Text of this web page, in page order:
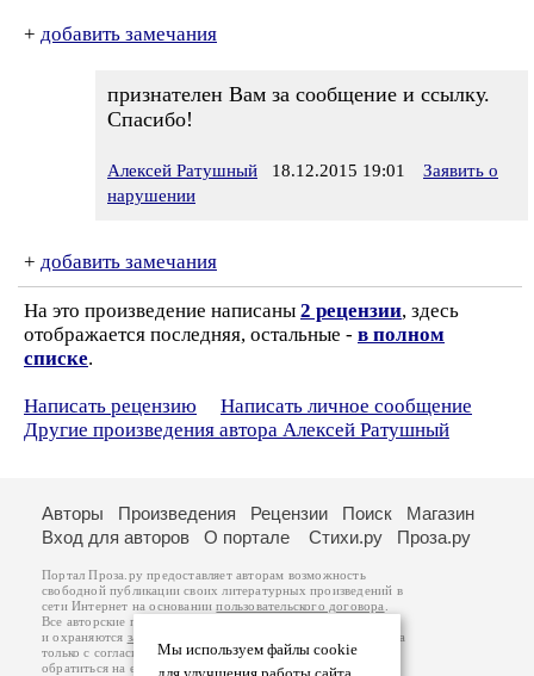
+ добавить замечания
признателен Вам за сообщение и ссылку.
Спасибо!
Алексей Ратушный 18.12.2015 19:01
Заявить о
нарушении
+ добавить замечания
На это произведение написаны 2 рецензии, здесь
отображается последняя, остальные - в полном
списке.
Написать рецензию
Написать личное сообщение
Другие произведения автора Алексей Ратушный
Мы используем файлы cookie
Авторы Произведения Рецензии Поиск
Магазин
Вход для авторов
О портале Стихи.ру Проза.ру
Портал Проза.ру предоставляет авторам возможность
свободной публикации своих литературных произведений в
сети Интернет на основаниипользовательского договора
Все авторские права на произведения принадлежат авторам
и охраняются законом
. Перепечатка произведений возможна
только с согласия его автора, к которому вы можете
обратиться на его авторской странице. Ответственность за